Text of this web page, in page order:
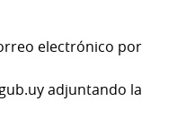
electrónico por
adjuntando la